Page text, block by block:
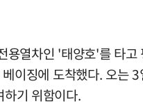
용열차인 '태양호'를 타고
이징에 도착했다. 오는
기 위함이다.